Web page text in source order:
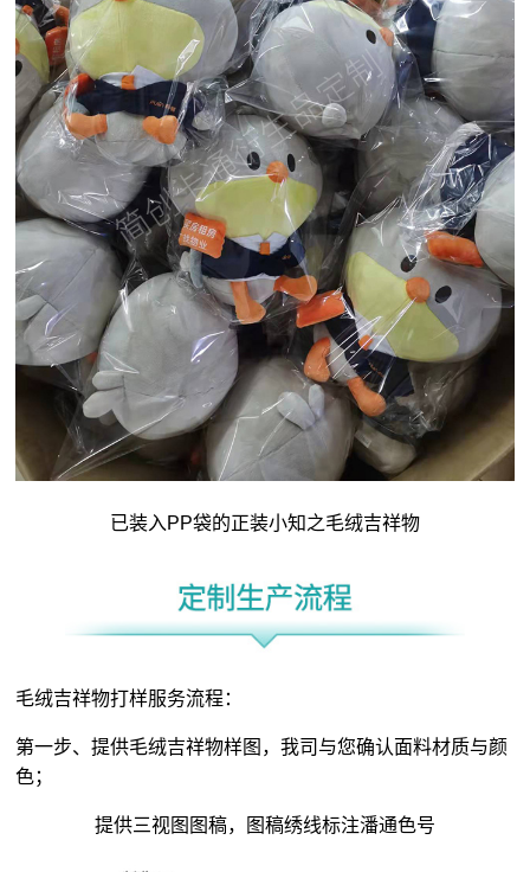
已装入PP袋的正装小知之毛绒吉祥物
毛绒吉祥物打样服务流程：
第一步、提供毛绒吉祥物样图，我司与您确认面料材质与颜
色；
提供三视图图稿，图稿绣线标注潘通色号